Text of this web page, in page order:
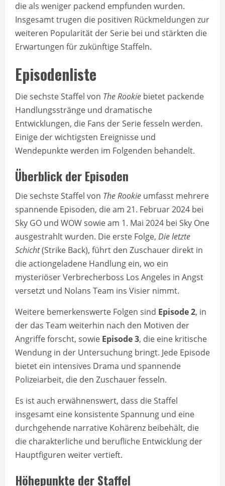
die als weniger packend empfunden wurden.
Insgesamt trugen die positiven Rückmeldungen zur
weiteren Popularität der Serie bei und stärkten die
Erwartungen für zukünftige Staffeln.
Episodenliste
Die sechste Staffel von The Rookie bietet packende
Handlungsstränge und dramatische
Entwicklungen, die Fans der Serie fesseln werden.
Einige der wichtigsten Ereignisse und
Wendepunkte werden im Folgenden behandelt.
Überblick der Episoden
Die sechste Staffel von The Rookie umfasst mehrere
spannende Episoden, die am 21. Februar 2024 bei
Sky GO und WOW sowie am 1. Mai 2024 bei Sky One
ausgestrahlt wurden. Die erste Folge, Die letzte
Schicht(Strike Back), führt den Zuschauer direkt in
die actiongeladene Handlung ein, wo ein
mysteriöser Verbrecherboss Los Angeles in Angst
versetzt und Nolans Team ins Visier nimmt.
Weitere bemerkenswerte Folgen sind Episode 2, in
der das Team weiterhin nach den Motiven der
Angriffe forscht, sowie Episode 3, die eine kritische
Wendung in der Untersuchung bringt. Jede Episode
bietet ein intensives Drama und spannende
Polizeiarbeit, die den Zuschauer fesseln.
Es ist auch erwähnenswert, dass die Staffel
insgesamt eine konsistente Spannung und eine
durchgehende narrative Kohärenz beibehält, die
die charakterliche und berufliche Entwicklung der
Hauptfiguren weiter vertieft.
Höhepunkte der Staffel